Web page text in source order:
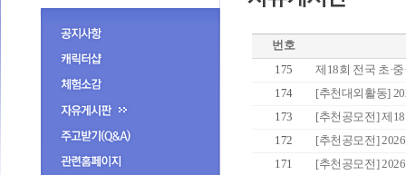
번호
175
제18회 전국 초·
174
[추천대외활동]
173
[추천공모전] 제18
172
[추천공모전]
171
[추천공모전]